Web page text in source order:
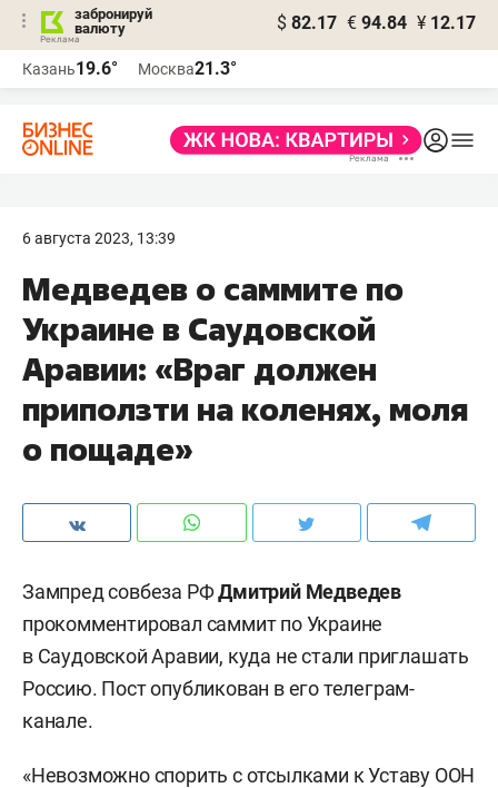
забронируй
валюту
$ 82.17 € 94.84 ¥ 12.17
Казань19.6° Москва21.3°
6 августа 2023, 13:39
Медведев о саммите по
Украине в Саудовской
Аравии: «Враг должен
приползти на коленях, моля
о пощаде»
Зампред совбеза РФДмитрий Медведев
прокомментировал саммит по Украине
в Саудовской Аравии, куда не стали приглашать
Россию. Пост опубликован в его телеграм-
канале.
«Невозможно спорить с отсылками к Уставу ООН